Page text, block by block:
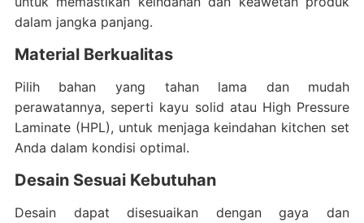
dalam jangka panjang.
Material Berkualitas
Pilih bahan yang tahan lama dan mudah
perawatannya, seperti kayu solid atau High Pressure
Laminate (HPL), untuk menjaga keindahan kitchen set
Anda dalam kondisi optimal.
Desain Sesuai Kebutuhan
Desain dapat disesuaikan dengan gaya dan